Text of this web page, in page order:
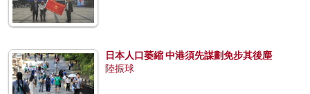
日本人口萎縮 中港須先謀劃免步其後塵
陸振球